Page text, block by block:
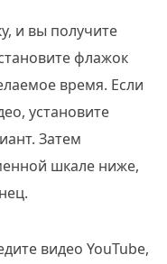
и вы получите
флажок
время. Если
установите
Затем
шкале ниже,
видео YouTube,